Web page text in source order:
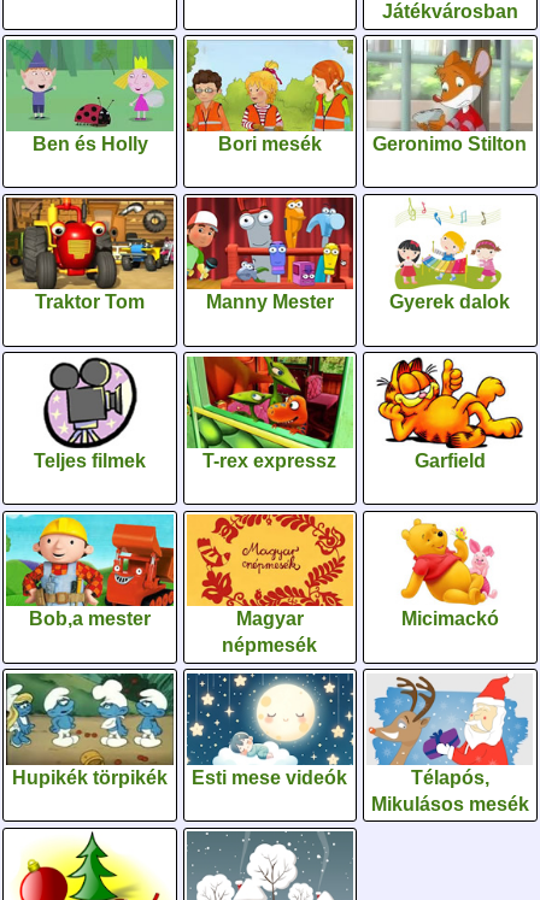
Játékvárosban
Ben és Holly Bori mesék Geronimo Stilton
Traktor Tom Manny Mester Gyerek dalok
Teljes filmek T-rex expressz Garfield
Bob,a mester
Magyar
népmesék
Micimackó
Hupikék törpikék Esti mese videók
Télapós,
Mikulásos mesék